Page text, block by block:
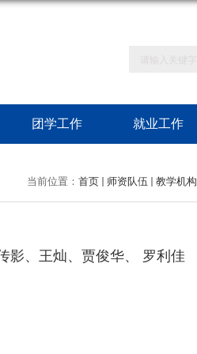
团学工作 就业工作
当前位置： 首页 师资队伍 教学机构
影、王灿、贾俊华、 罗利佳